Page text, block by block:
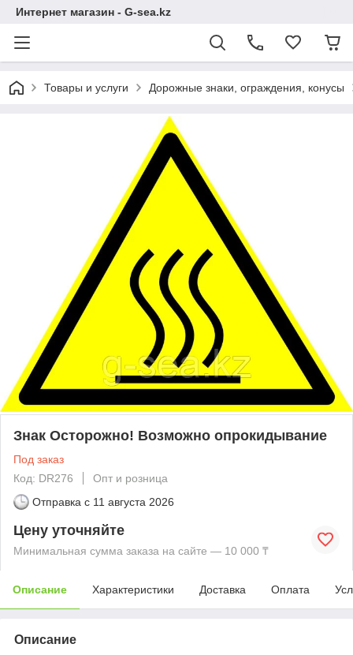
Интернет магазин - G-sea.kz
Товары и услуги Дорожные знаки, ограждения, конусы
Знак Осторожно! Возможно опрокидывание
Под заказ
Код: DR276
Опт и розница
Отправка с 11 августа 2026
Цену уточняйте
Минимальная сумма заказа на сайте — 10 000 ₸
Описание Характеристики Доставка Оплата
Описание